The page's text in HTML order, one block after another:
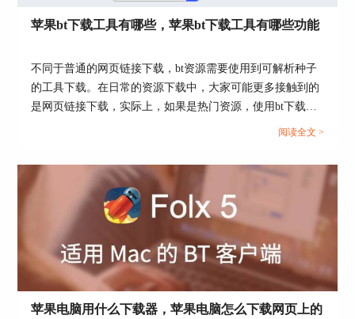
苹果bt下载工具有哪些，苹果bt下载工具有哪些功能
不同于普通的网页链接下载，bt资源需要使用到可解析种子
的工具下载。在日常的资源下载中，大家可能更多接触到的
是网页链接下载，实际上，如果是热门资源，使用bt下载速
度会更快。本文会给大家介绍苹果bt下载工具有哪些，苹果
的小伙伴，可以看起来了！...
阅读全文 >
苹果电脑用什么下载器，苹果电脑怎么下载网页上的